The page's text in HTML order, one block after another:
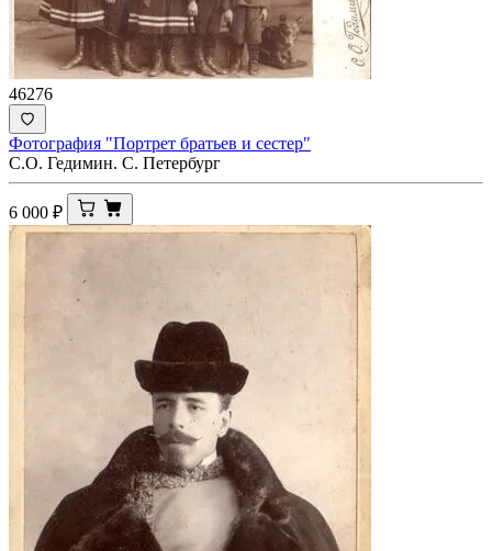
46276
Фотография "Портрет братьев и сестер"
С.О. Гедимин. С. Петербург
6 000 ₽